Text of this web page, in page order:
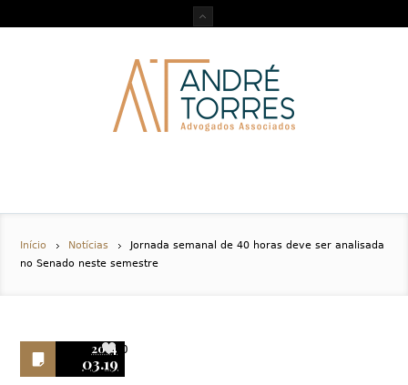
Início Notícias
Jornada semanal de 40 horas deve ser analisada
no Senado neste semestre
2014
03.19
0